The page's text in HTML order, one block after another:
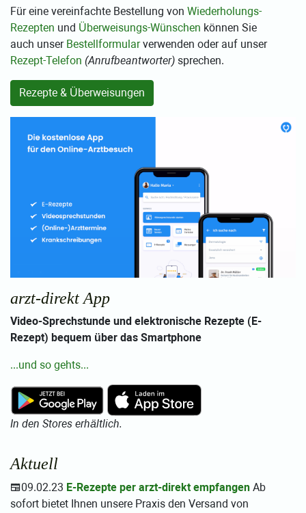
Für eine vereinfachte Bestellung von Wiederholungs-
Rezepten und Überweisungs-Wünschen können Sie
auch unser Bestellformularverwenden oder auf unser
Rezept-Telefon (Anrufbeantworter) sprechen.
Rezepte & Überweisungen
arzt-direkt App
Video-Sprechstunde und elektronische Rezepte (E-
Rezept) bequem über das Smartphone
...und so gehts...
In den Stores erhältlich.
Aktuell
09.02.23 E-Rezepte per arzt-direkt empfangen Ab
sofort bietet Ihnen unsere Praxis den Versand von